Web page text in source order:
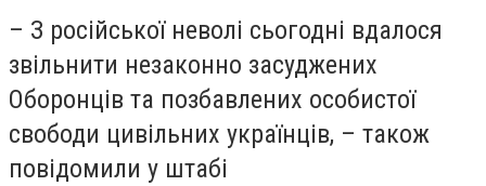
– З російської неволі сьогодні вдалося
звільнити незаконно засуджених
Оборонців та позбавлених особистої
свободи цивільних українців, – також
повідомили у штабі